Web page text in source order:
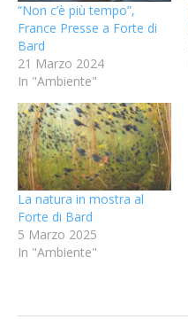
“Non c’è più tempo”,
France Presse a Forte di
Bard
21 Marzo 2024
In "Ambiente"
La natura in mostra al
Forte di Bard
5 Marzo 2025
In "Ambiente"